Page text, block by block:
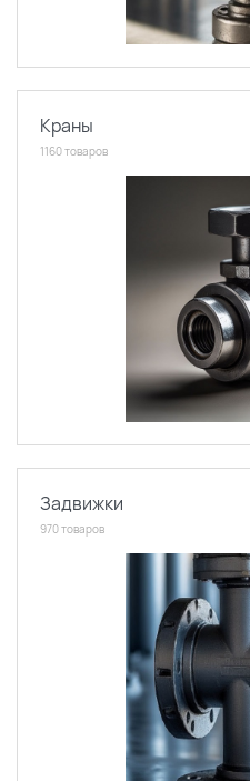
Краны
1160 товаров
Задвижки
970 товаров